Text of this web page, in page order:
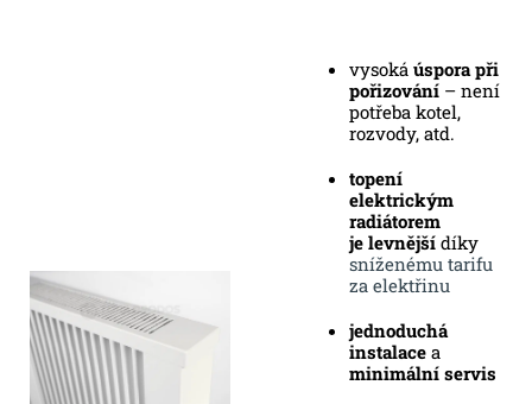
vysoká úspora při
pořizování – není
potřeba kotel,
rozvody, atd.
topení
elektrickým
radiátorem
je levnější díky
sníženému tarifu
za elektřinu
jednoduchá
instalace a
minimální servis